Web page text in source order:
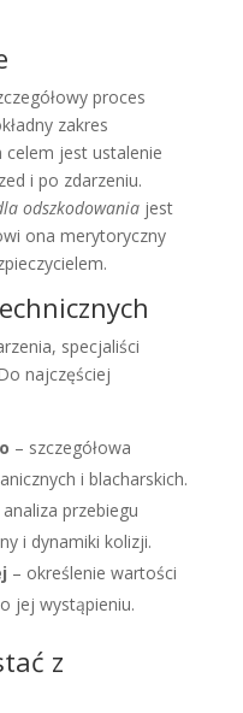
proces
zakres
celem jest ustalenie
i po zdarzeniu.
odszkodowaniajest
ona merytoryczny
specjaliści
najczęściej
– szczegółowa
i blacharskich.
analiza przebiegu
i dynamiki kolizji.
– określenie wartości
jej wystąpieniu.
z